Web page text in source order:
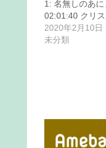
1: 名無しのあ
02:01:40 クリ
2020年2月10日
未分類